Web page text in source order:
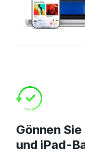
Gönnen
und iPad-